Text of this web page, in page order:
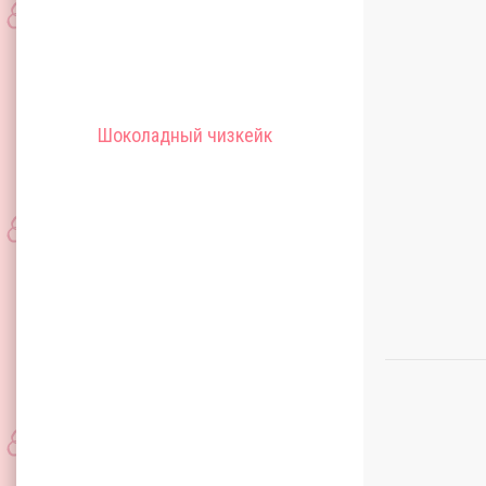
Шоколадный чизкейк